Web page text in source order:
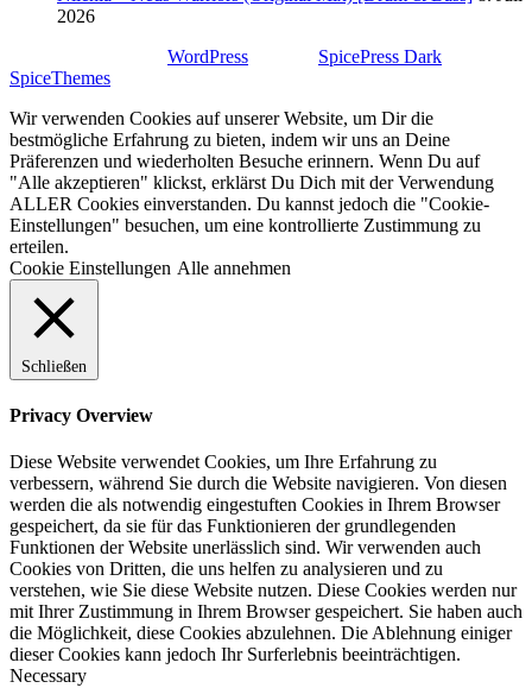
2026
WordPress SpicePress Dark
SpiceThemes
Wir verwenden Cookies auf unserer Website, um Dir die
bestmögliche Erfahrung zu bieten, indem wir uns an Deine
Präferenzen und wiederholten Besuche erinnern. Wenn Du auf
"Alle akzeptieren" klickst, erklärst Du Dich mit der Verwendung
ALLER Cookies einverstanden. Du kannst jedoch die "Cookie-
Einstellungen" besuchen, um eine kontrollierte Zustimmung zu
erteilen.
Cookie Einstellungen Alle annehmen
Schließen
Privacy Overview
Diese Website verwendet Cookies, um Ihre Erfahrung zu
verbessern, während Sie durch die Website navigieren. Von diesen
werden die als notwendig eingestuften Cookies in Ihrem Browser
gespeichert, da sie für das Funktionieren der grundlegenden
Funktionen der Website unerlässlich sind. Wir verwenden auch
Cookies von Dritten, die uns helfen zu analysieren und zu
verstehen, wie Sie diese Website nutzen. Diese Cookies werden nur
mit Ihrer Zustimmung in Ihrem Browser gespeichert. Sie haben auch
die Möglichkeit, diese Cookies abzulehnen. Die Ablehnung einiger
dieser Cookies kann jedoch Ihr Surferlebnis beeinträchtigen.
Necessary